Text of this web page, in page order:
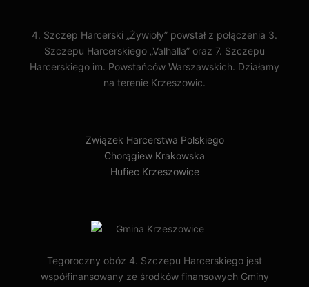
4. Szczep Harcerski „Żywioły” powstał z połączenia 3.
Szczepu Harcerskiego „Valhalla” oraz 7. Szczepu
Harcerskiego im. Powstańców Warszawskich. Działamy
na terenie Krzeszowic.
Związek Harcerstwa Polskiego
Chorągiew Krakowska
Hufiec Krzeszowice
Tegoroczny obóz 4. Szczepu Harcerskiego jest
współfinansowany ze środków finansowych Gminy